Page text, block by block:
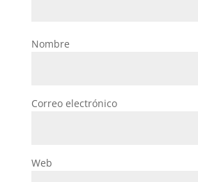
Nombre
Correo electrónico
Web